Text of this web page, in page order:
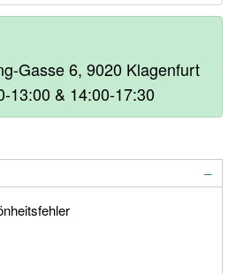
Gasse 6, 9020 Klagenfurt
13:00 & 14:00-17:30